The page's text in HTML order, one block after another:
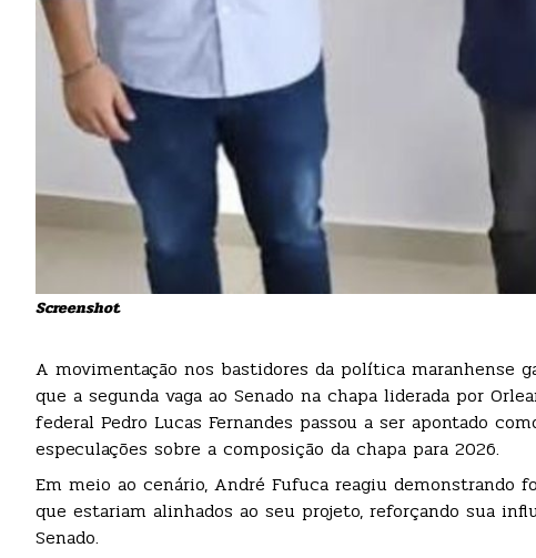
Screenshot
A movimentação nos bastidores da política maranhense
que a segunda vaga ao Senado na chapa liderada por
federal Pedro Lucas Fernandes passou a ser apontado
especulações sobre a composição da chapa para 2026.
Em meio ao cenário, André Fufuca reagiu
que estariam alinhados ao seu projeto, reforçando sua
Senado.